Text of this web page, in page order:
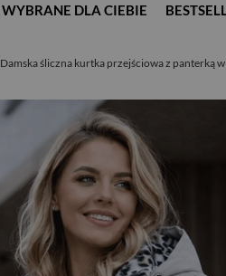
WYBRANE DLA CIEBIE
Damska śliczna kurtka przejściowa z panterką